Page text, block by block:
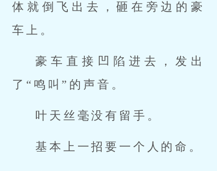
体就倒飞出去，砸在旁边的豪
车上。
豪车直接凹陷进去，发出
了“鸣叫”的声音。
叶天丝毫没有留手。
基本上一招要一个人的命。